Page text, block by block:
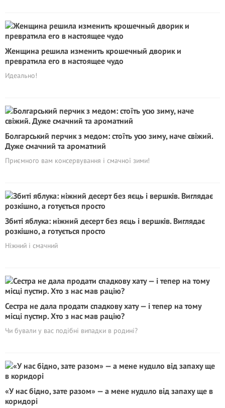
Женщина решила изменить крошечный дворик и
превратила его в настоящее чудо
Идеально!
Болгарський перчик з медом: стоїть усю зиму, наче свіжий.
Дуже смачний та ароматний
Приємного вам консервування і смачної зими!
Збиті яблука: ніжний десерт без яєць і вершків. Виглядає
розкішно, а готується просто
Ніжний і смачний
Сестра не дала продати спадкову хату — і тепер на тому
місці пустир. Хто з нас мав рацію?
Чи бували у вас подібні випадки в родині?
«У нас бідно, зате разом» — а мене нудuло від запаху ще в
коридорі